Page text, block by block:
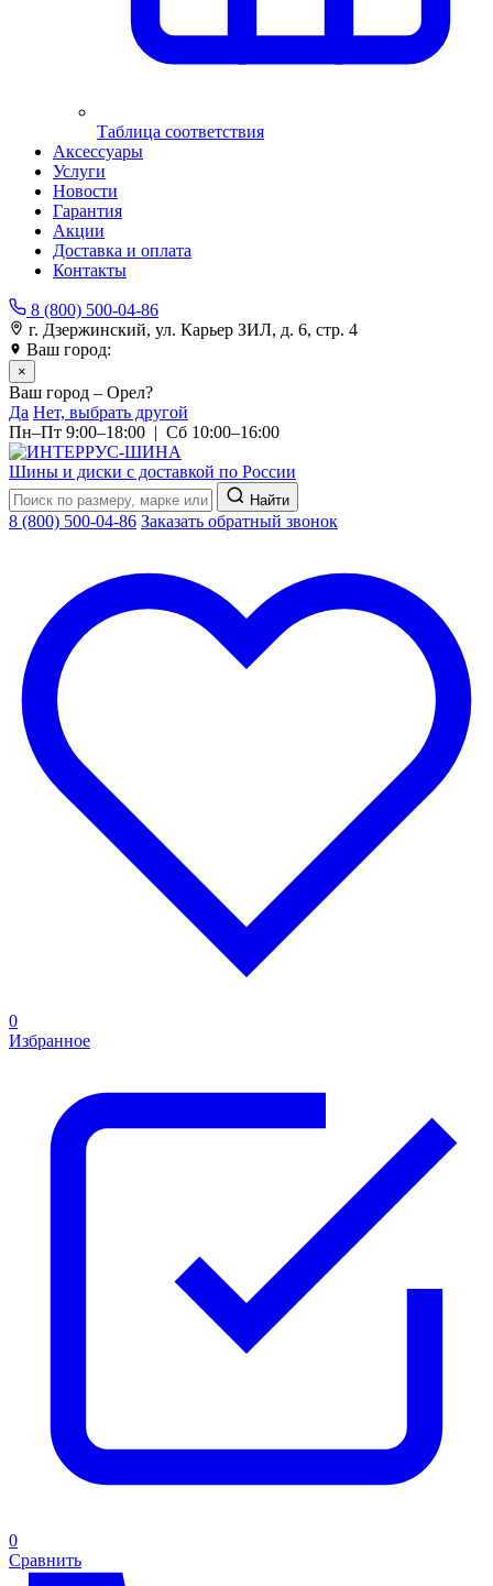
Таблица соответствия
Аксессуары
Услуги
Новости
Гарантия
Акции
Доставка и оплата
Контакты
8 (800) 500-04-86
г. Дзержинский, ул. Карьер ЗИЛ, д. 6, стр. 4
Ваш город:
×
Ваш город – Орел?
Да Нет, выбрать другой
Пн–Пт 9:00–18:00 | Сб 10:00–16:00
Шины и диски с доставкой по России
Найти
8 (800) 500-04-86 Заказать обратный звонок
0
Избранное
0
Сравнить